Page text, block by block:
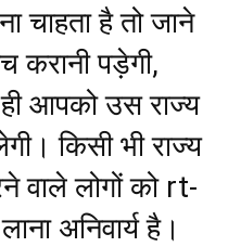
चाहता है तो जाने
करानी पड़ेगी,
ही आपको उस राज्य
किसी भी राज्य
वाले लोगों को rt-
अनिवार्य है।